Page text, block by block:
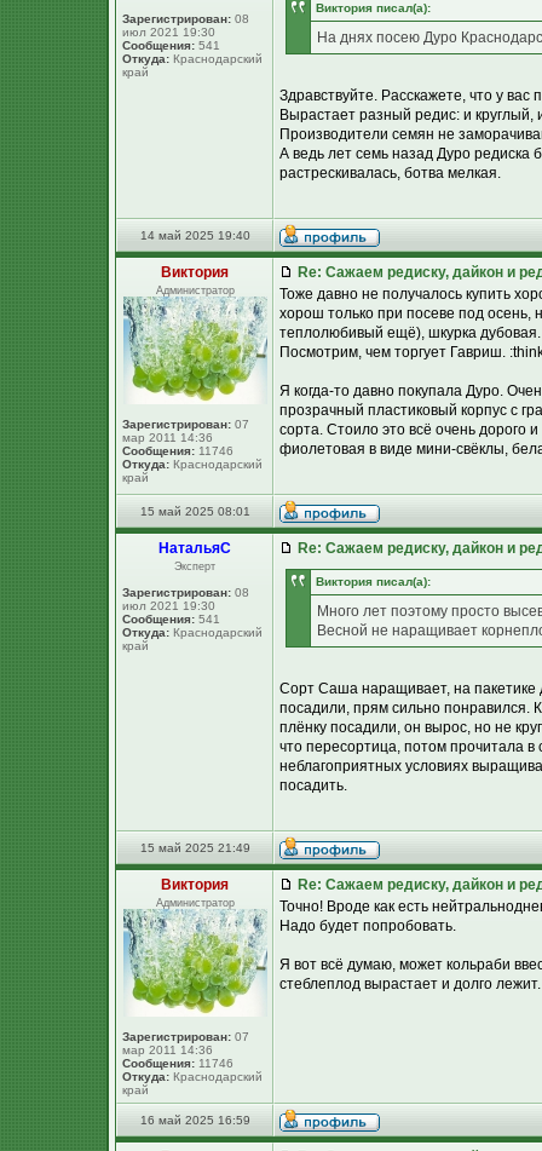
Зарегистрирован: 08
июл 2021 19:30
Сообщения: 541
Откуда: Краснодарский
край
Виктория писал(а):
На днях посею Дуро
Здравствуйте. Расскажете, что у
Вырастает разный редис: и круглый,
Производители семян не
А ведь лет семь назад Дуро редиска
растрескивалась, ботва мелкая.
14 май 2025 19:40
Виктория
Администратор
Зарегистрирован: 07
мар 2011 14:36
Сообщения: 11746
Откуда: Краснодарский
край
Re: Сажаем редиску, дайкон и
Тоже давно не получалось купить
хорош только при посеве под осень,
теплолюбивый ещё), шкурка дубовая.
Посмотрим, чем торгует Гавриш.
Я когда-то давно покупала Дуро.
прозрачный пластиковый корпус с
сорта. Стоило это всё очень дорого
фиолетовая в виде мини-свёклы,
15 май 2025 08:01
НатальяС
Эксперт
Зарегистрирован: 08
июл 2021 19:30
Сообщения: 541
Откуда: Краснодарский
край
Re: Сажаем редиску, дайкон и
Виктория писал(а):
Много лет поэтому просто
Весной не наращивает
Сорт Саша наращивает, на пакетике
посадили, прям сильно понравился.
плёнку посадили, он вырос, но не
что пересортица, потом прочитала в
неблагоприятных условиях
посадить.
15 май 2025 21:49
Виктория
Администратор
Зарегистрирован: 07
мар 2011 14:36
Сообщения: 11746
Откуда: Краснодарский
край
Re: Сажаем редиску, дайкон и
Точно! Вроде как есть
Надо будет попробовать.
Я вот всё думаю, может кольраби
стеблеплод вырастает и долго
16 май 2025 16:59